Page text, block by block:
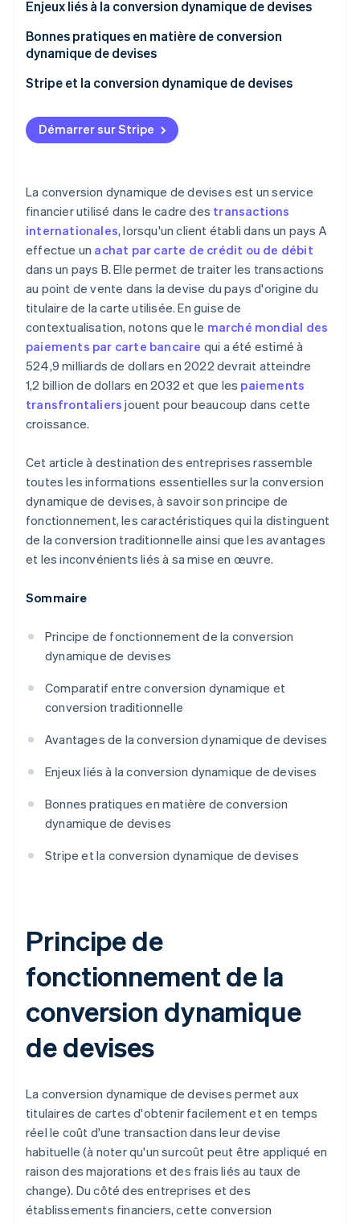
Incidence sur le choix et l’expérience client
Avantages et inconvénients pour les entreprises
Simplicité pour les acheteurs internationaux
Transparence des taux de change
Primes et avantages potentiels
Enjeux liés à la conversion dynamique de devises
Coûts plus élevés pour les clients
Préoccupations relatives à la transparence et au
consentement
Exigences réglementaires et de conformité
Impact sur la perception de la marque par les clients
Fluctuations du marché
Bonnes pratiques en matière de conversion
dynamique de devises
Compréhension et mise en conformité
Communication transparente avec les clients
Tarification compétitive et juste
Suivi et analyse
Assistance et avis client
Marketing et promotion
Amélioration continue
Partenariats
Stripe et la conversion dynamique de devises
Démarrer sur Stripe
La conversion dynamique de devises est un service
financier utilisé dans le cadre des transactions
internationales, lorsqu'un client établi dans un pays A
effectue un achat par carte de crédit ou de débit
dans un pays B. Elle permet de traiter les transactions
au point de vente dans la devise du pays d'origine du
titulaire de la carte utilisée. En guise de
contextualisation, notons que le marché mondial des
paiements par carte bancaire qui a été estimé à
524,9 milliards de dollars en 2022 devrait atteindre
1,2 billion de dollars en 2032 et que les paiements
transfrontaliers jouent pour beaucoup dans cette
croissance.
Cet article à destination des entreprises rassemble
toutes les informations essentielles sur la conversion
dynamique de devises, à savoir son principe de
fonctionnement, les caractéristiques qui la distinguent
de la conversion traditionnelle ainsi que les avantages
et les inconvénients liés à sa mise en œuvre.
Sommaire
Principe de fonctionnement de la conversion
dynamique de devises
Comparatif entre conversion dynamique et
conversion traditionnelle
Avantages de la conversion dynamique de devises
Enjeux liés à la conversion dynamique de devises
Bonnes pratiques en matière de conversion
dynamique de devises
Stripe et la conversion dynamique de devises
Principe de
fonctionnement de la
conversion dynamique
de devises
La conversion dynamique de devises permet aux
titulaires de cartes d'obtenir facilement et en temps
réel le coût d'une transaction dans leur devise
habituelle (à noter qu'un surcoût peut être appliqué en
raison des majorations et des frais liés au taux de
change). Du côté des entreprises et des
établissements financiers, cette conversion